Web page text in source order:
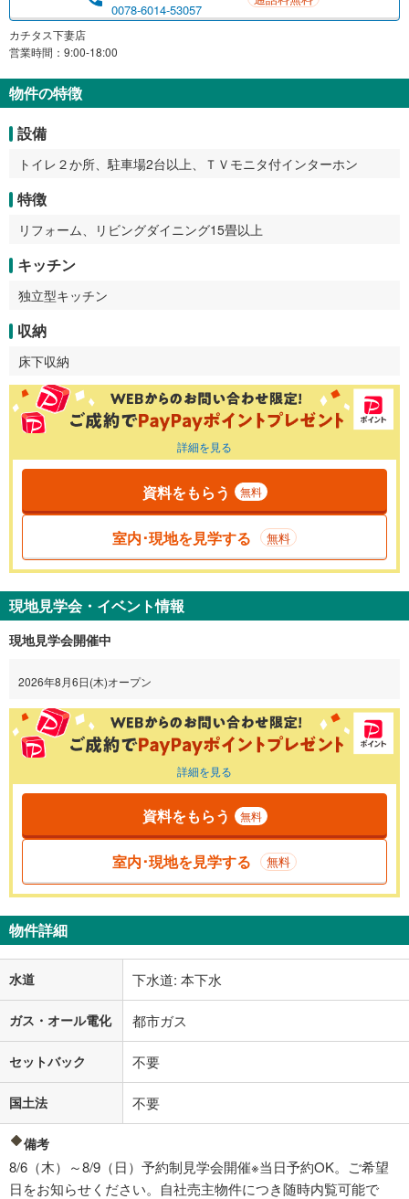
0078-6014-53057
カチタス下妻店
営業時間：9:00-18:00
物件の特徴
設備
トイレ２か所、駐車場2台以上、ＴＶモニタ付インターホン
特徴
リフォーム、リビングダイニング15畳以上
キッチン
独立型キッチン
収納
床下収納
詳細を見る
資料をもらう 無料
室内･現地を見学する 無料
現地見学会・イベント情報
現地見学会開催中
2026年8月6日(木)オープン
詳細を見る
資料をもらう 無料
室内･現地を見学する 無料
物件詳細
水道 下水道: 本下水
ガス・オール電化 都市ガス
セットバック 不要
国土法 不要
備考
8/6（木）～8/9（日）予約制見学会開催※当日予約OK。ご希望
日をお知らせください。自社売主物件につき随時内覧可能で